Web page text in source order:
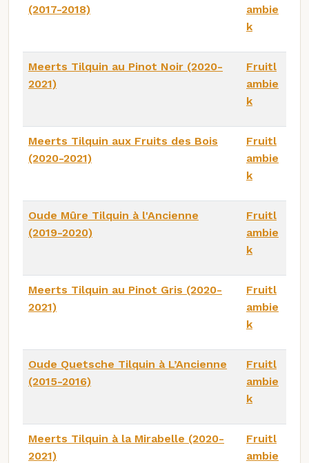
(2017-2018)
ambie
k
Meerts Tilquin au Pinot Noir (2020-
2021)
Fruitl
ambie
k
Meerts Tilquin aux Fruits des Bois
(2020-2021)
Fruitl
ambie
k
Oude Mûre Tilquin à l'Ancienne
(2019-2020)
Fruitl
ambie
k
Meerts Tilquin au Pinot Gris (2020-
2021)
Fruitl
ambie
k
Oude Quetsche Tilquin à L’Ancienne
(2015-2016)
Fruitl
ambie
k
Meerts Tilquin à la Mirabelle (2020-
2021)
Fruitl
ambie